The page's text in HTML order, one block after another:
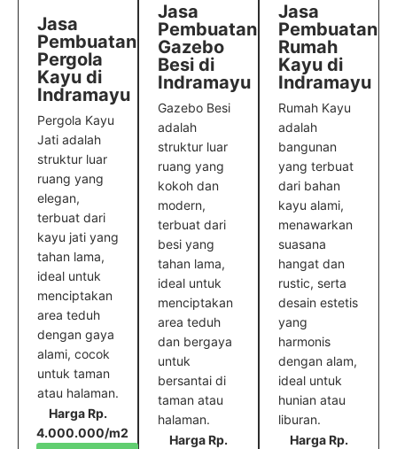
Jasa
Pembuatan
Pergola
Kayu di
Indramayu
Pergola Kayu
Jati adalah
struktur luar
ruang yang
elegan,
terbuat dari
kayu jati yang
tahan lama,
ideal untuk
menciptakan
area teduh
dengan gaya
alami, cocok
untuk taman
atau halaman.
Harga Rp.
4.000.000/m2
Jasa
Pembuatan
Gazebo
Besi di
Indramayu
Gazebo Besi
adalah
struktur luar
ruang yang
kokoh dan
modern,
terbuat dari
besi yang
tahan lama,
ideal untuk
menciptakan
area teduh
dan bergaya
untuk
bersantai di
taman atau
halaman.
Harga Rp.
Jasa
Pembuatan
Rumah
Kayu di
Indramayu
Rumah Kayu
adalah
bangunan
yang terbuat
dari bahan
kayu alami,
menawarkan
suasana
hangat dan
rustic, serta
desain estetis
yang
harmonis
dengan alam,
ideal untuk
hunian atau
liburan.
Harga Rp.